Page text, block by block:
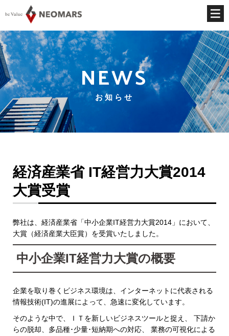
NEWS
お知らせ
経済産業省 IT経営力大賞2014
大賞受賞
弊社は、経済産業省「中小企業IT経営力大賞2014」において、
大賞（経済産業大臣賞）を受賞いたしました。
中小企業IT経営力大賞の概要
企業を取り巻くビジネス環境は、インターネットに代表される
情報技術(IT)の進展によって、急速に変化しています。
そのような中で、ＩＴを新しいビジネスツールと捉え、 下請か
らの脱却、多品種･少量･短納期への対応、 業務の可視化による